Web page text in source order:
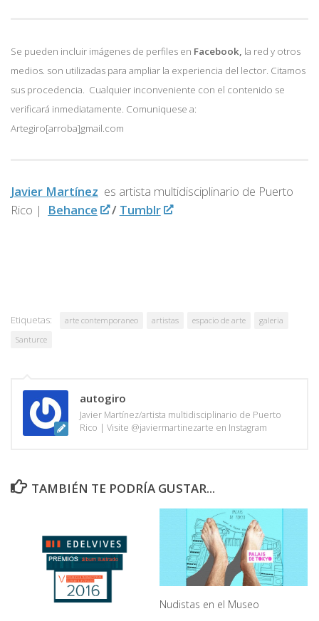
Se pueden incluir imágenes de perfiles en Facebook, la red y otros
medios. son utilizadas para ampliar la experiencia del lector. Citamos
sus procedencia. Cualquier inconveniente con el contenido se
verificará inmediatamente. Comuniquese a:
Artegiro[arroba]gmail.com
Javier Martínez es artista multidisciplinario de Puerto
Rico |
Behance / Tumblr
Etiquetas: arte contemporaneo artistas espacio de arte
galeria
Santurce
autogiro
Javier Martínez/artista multidisciplinario de Puerto
Rico | Visite @javiermartinezarte en Instagram
TAMBIÉN TE PODRÍA GUSTAR...
Nudistas en el Museo